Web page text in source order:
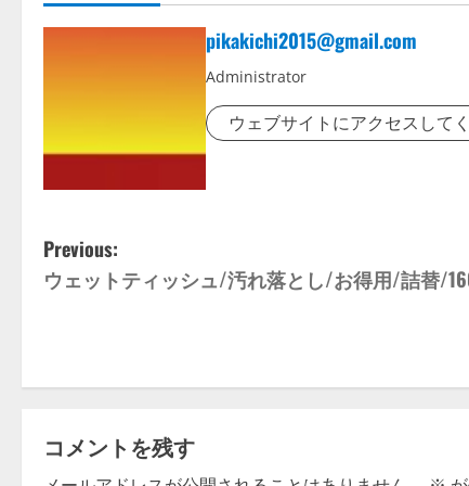
pikakichi2015@gmail.com
Administrator
ウェブサイトにアクセスして
P
o
t
n
Previous:
ウェットティッシュ/汚れ落とし/お得用/詰替/
コメントを残す